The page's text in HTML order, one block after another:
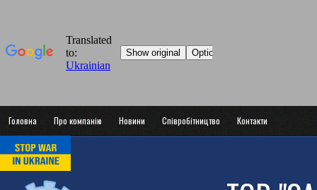
Головна Про компанію Новини Співробітництво Контакти